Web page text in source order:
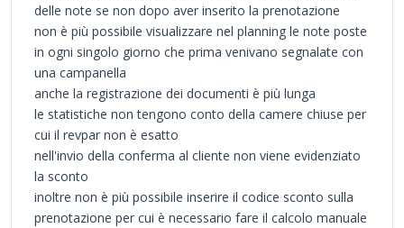
delle note se non dopo aver inserito la prenotazione
non è più possibile visualizzare nel planning le note poste
in ogni singolo giorno che prima venivano segnalate con
una campanella
anche la registrazione dei documenti è più lunga
le statistiche non tengono conto della camere chiuse per
cui il revpar non è esatto
nell'invio della conferma al cliente non viene evidenziato
la sconto
inoltre non è più possibile inserire il codice sconto sulla
prenotazione per cui è necessario fare il calcolo manuale